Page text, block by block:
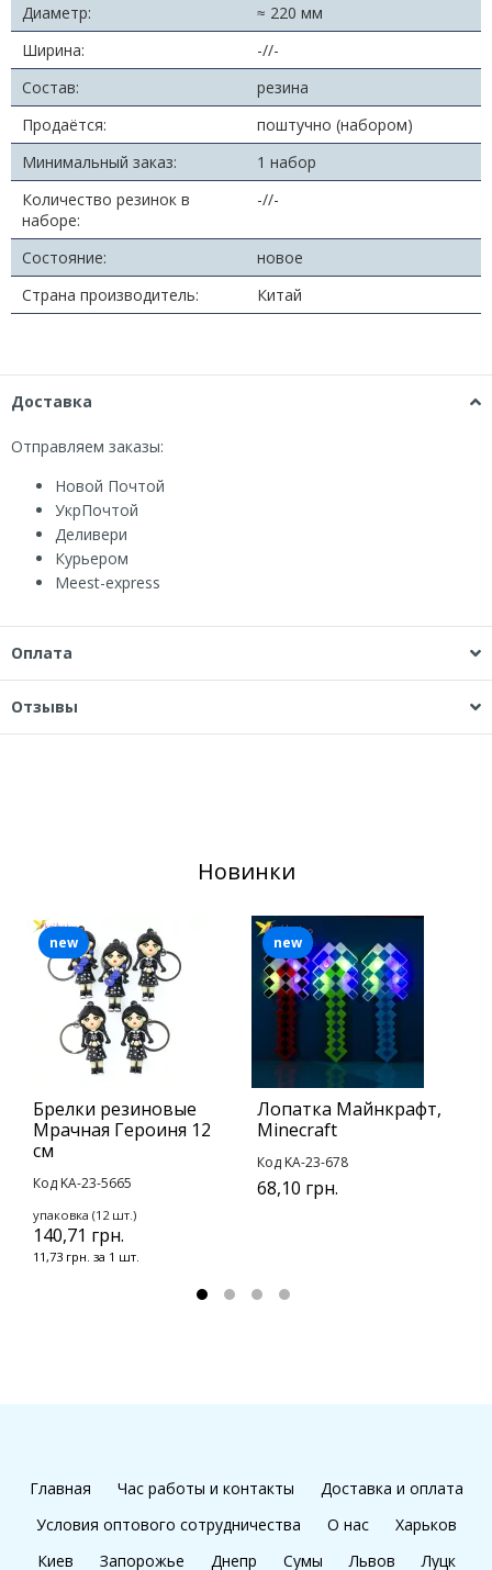
Диаметр:
≈ 220 мм
Ширина:
-//-
Состав:
резина
Продаётся:
поштучно (набором)
Минимальный заказ:
1 набор
Количество резинок в
наборе:
-//-
Состояние:
новое
Страна производитель:
Китай
Доставка
Отправляем заказы:
Новой Почтой
УкрПочтой
Деливери
Курьером
Мeest-express
Оплата
Отзывы
Новинки
Брелки резиновые
Мрачная Героиня 12
см
Код KA-23-5665
упаковка (12 шт.)
140,71 грн.
11,73 грн. за 1 шт.
new
Лопатка Майнкрафт,
Minecraft
Код KA-23-678
68,10 грн.
new
Главная Час работы и контакты
Доставка и оплата
Условия оптового сотрудничества
О нас
Харьков
Киев
Запорожье Днепр Сумы Львов Луцк